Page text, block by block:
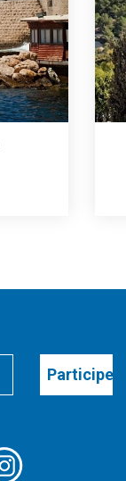
Participer